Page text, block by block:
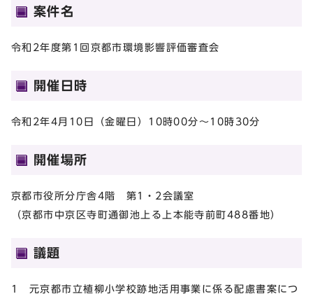
案件名
令和2年度第1回京都市環境影響評価審査会
開催日時
令和2年4月10日（金曜日）10時00分～10時30分
開催場所
京都市役所分庁舎4階 第1・2会議室
（京都市中京区寺町通御池上る上本能寺前町488番地）
議題
1 元京都市立植柳小学校跡地活用事業に係る配慮書案につ